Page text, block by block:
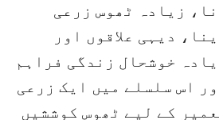
زیادہ ٹھوس زرعی
دیہی علاقوں اور
خوشحال زندگی فراہم
اس سلسلے میں ایک زرعی
کے لیے ٹھوس کوششیں